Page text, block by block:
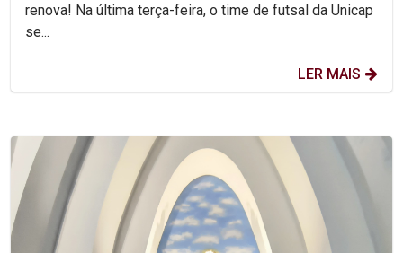
renova! Na última terça-feira, o time de futsal da Unicap
se...
LER MAIS